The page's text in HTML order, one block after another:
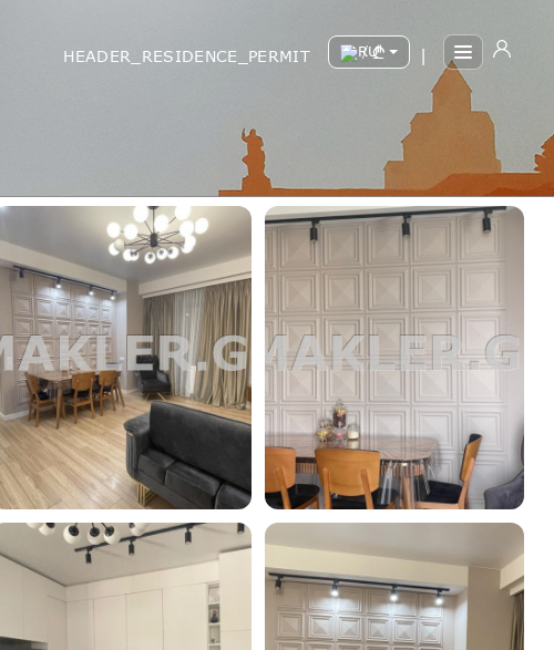
HEADER_RESIDENCE_PERMIT /